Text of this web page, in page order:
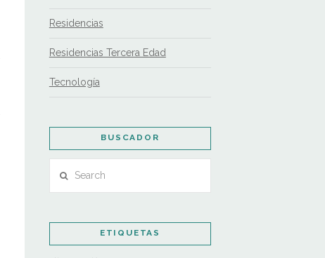
Residencias
Residencias Tercera Edad
Tecnología
BUSCADOR
ETIQUETAS